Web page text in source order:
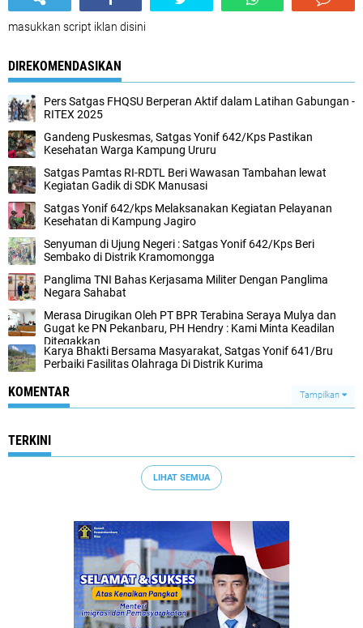
masukkan script iklan disini
DIREKOMENDASIKAN
Pers Satgas FHQSU Berperan Aktif dalam Latihan Gabungan -
RITEX 2025
Gandeng Puskesmas, Satgas Yonif 642/Kps Pastikan
Kesehatan Warga Kampung Ururu
Satgas Pamtas RI-RDTL Beri Wawasan Tambahan lewat
Kegiatan Gadik di SDK Manusasi
Satgas Yonif 642/kps Melaksanakan Kegiatan Pelayanan
Kesehatan di Kampung Jagiro
Senyuman di Ujung Negeri : Satgas Yonif 642/Kps Beri
Sembako di Distrik Kramomongga
Panglima TNI Bahas Kerjasama Militer Dengan Panglima
Negara Sahabat
Merasa Dirugikan Oleh PT BPR Terabina Seraya Mulya dan
Gugat ke PN Pekanbaru, PH Hendry : Kami Minta Keadilan
Ditegakkan
Karya Bhakti Bersama Masyarakat, Satgas Yonif 641/Bru
Perbaiki Fasilitas Olahraga Di Distrik Kurima
KOMENTAR Tampilkan
TERKINI
LIHAT SEMUA